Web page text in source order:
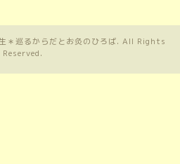
＊巡るからだとお灸のひろば. All Rights
Reserved.